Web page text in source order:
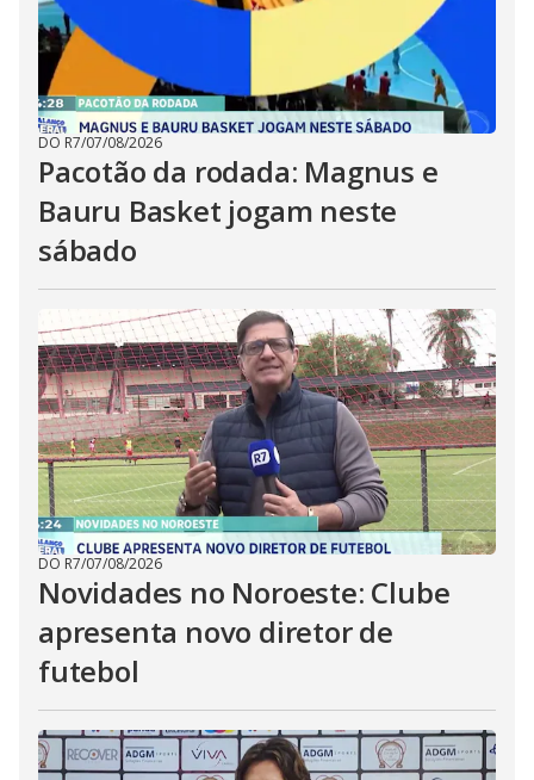
DO R7/07/08/2026
Pacotão da rodada: Magnus e
Bauru Basket jogam neste
sábado
DO R7/07/08/2026
Novidades no Noroeste: Clube
apresenta novo diretor de
futebol